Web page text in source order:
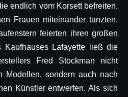
endlich vom Korsett befreiten,
Frauen miteinander tanzten.
feierten ihren großen
Kaufhauses Lafayette ließ die
Fred Stockman nicht
Modellen, sondern auch nach
Künstler entwerfen. Als sich